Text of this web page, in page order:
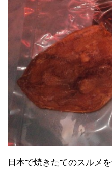
日本で焼きたてのスルメ